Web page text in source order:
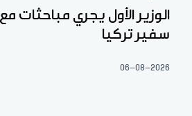
الوزير الأول يجري مباحثات مع
سفير تركيا
06-08-2026